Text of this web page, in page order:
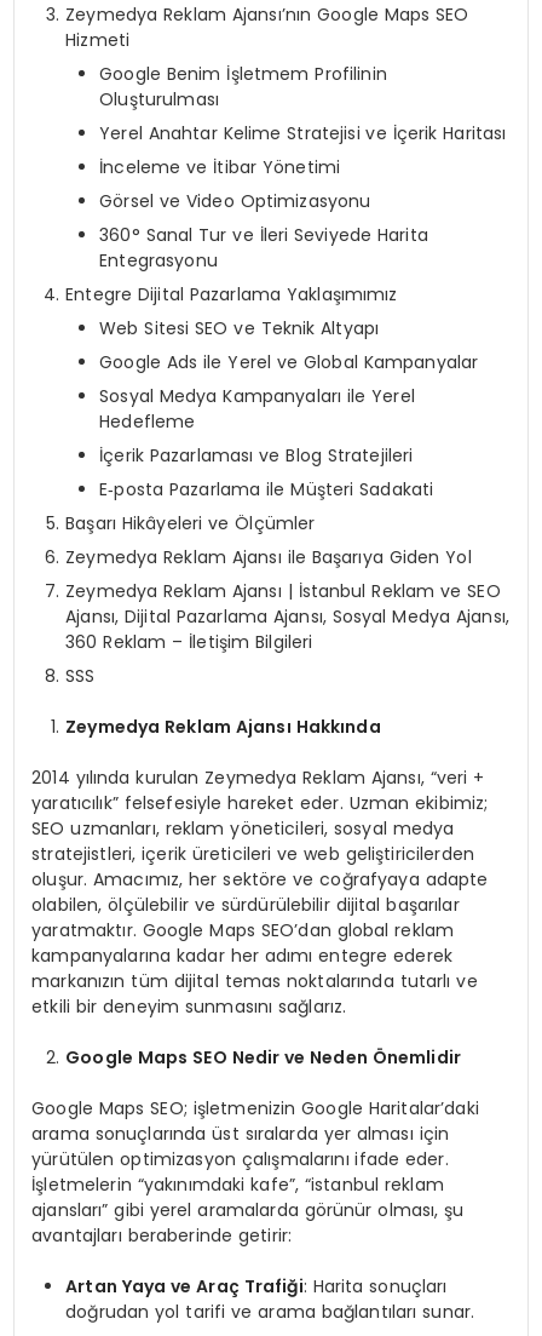
Zeymedya Reklam Ajansı’nın Google Maps SEO
Hizmeti
Google Benim İşletmem Profilinin
Oluşturulması
Yerel Anahtar Kelime Stratejisi ve İçerik Haritası
İnceleme ve İtibar Yönetimi
Görsel ve Video Optimizasyonu
360° Sanal Tur ve İleri Seviyede Harita
Entegrasyonu
Entegre Dijital Pazarlama Yaklaşımımız
Web Sitesi SEO ve Teknik Altyapı
Google Ads ile Yerel ve Global Kampanyalar
Sosyal Medya Kampanyaları ile Yerel
Hedefleme
İçerik Pazarlaması ve Blog Stratejileri
E‑posta Pazarlama ile Müşteri Sadakati
Başarı Hikâyeleri ve Ölçümler
Zeymedya Reklam Ajansı ile Başarıya Giden Yol
Zeymedya Reklam Ajansı | İstanbul Reklam ve SEO
Ajansı, Dijital Pazarlama Ajansı, Sosyal Medya Ajansı,
360 Reklam – İletişim Bilgileri
SSS
Zeymedya Reklam Ajansı Hakkında
2014 yılında kurulan Zeymedya Reklam Ajansı, “veri +
yaratıcılık” felsefesiyle hareket eder. Uzman ekibimiz;
SEO uzmanları, reklam yöneticileri, sosyal medya
stratejistleri, içerik üreticileri ve web geliştiricilerden
oluşur. Amacımız, her sektöre ve coğrafyaya adapte
olabilen, ölçülebilir ve sürdürülebilir dijital başarılar
yaratmaktır. Google Maps SEO’dan global reklam
kampanyalarına kadar her adımı entegre ederek
markanızın tüm dijital temas noktalarında tutarlı ve
etkili bir deneyim sunmasını sağlarız.
Google Maps SEO Nedir ve Neden Önemlidir
Google Maps SEO; işletmenizin Google Haritalar’daki
arama sonuçlarında üst sıralarda yer alması için
yürütülen optimizasyon çalışmalarını ifade eder.
İşletmelerin “yakınımdaki kafe”, “istanbul reklam
ajansları” gibi yerel aramalarda görünür olması, şu
avantajları beraberinde getirir:
Artan Yaya ve Araç Trafiği: Harita sonuçları
doğrudan yol tarifi ve arama bağlantıları sunar.